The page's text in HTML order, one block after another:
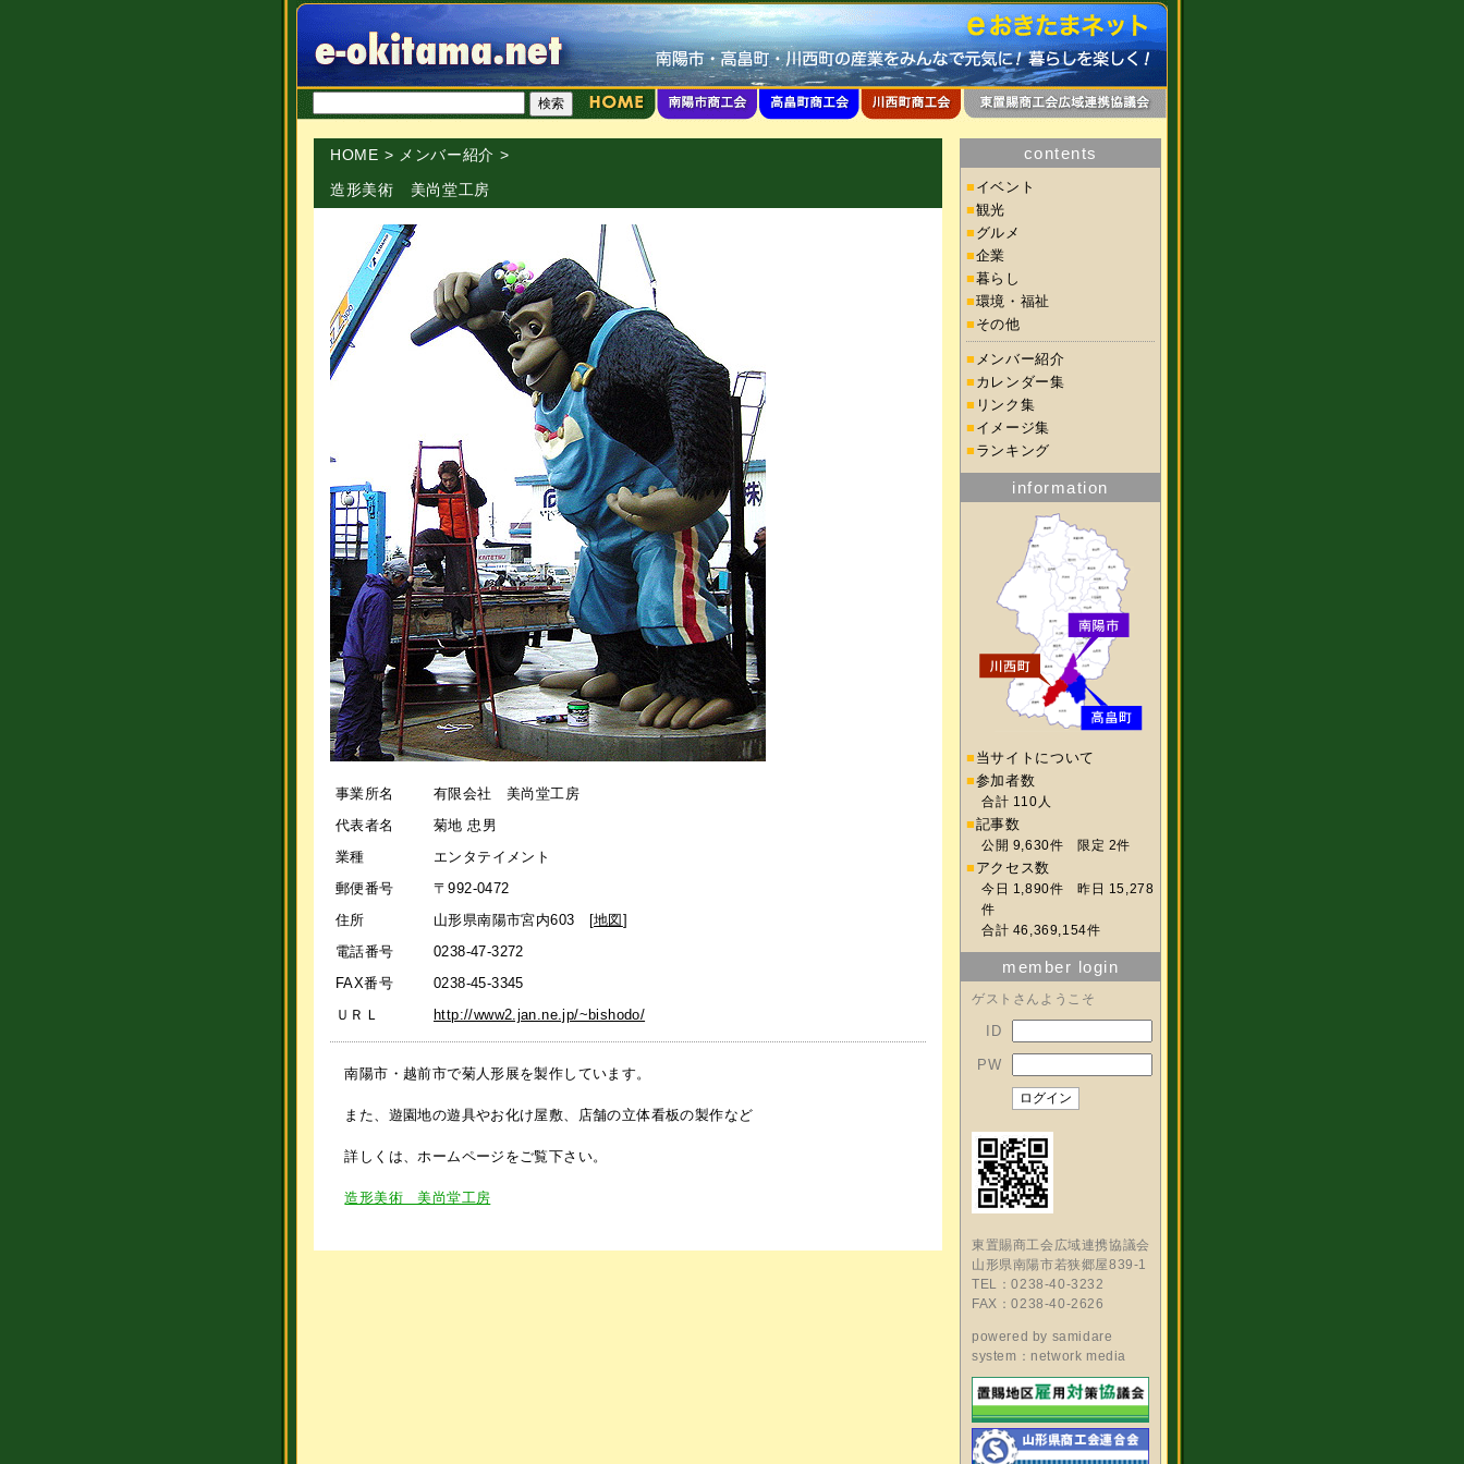
HOME > メンバー紹介 >
造形美術 美尚堂工房
事業所名
有限会社 美尚堂工房
代表者名
菊地 忠男
業種
エンタテイメント
郵便番号
〒992-0472
住所
山形県南陽市宮内603 [地図 ]
電話番号
0238-47-3272
FAX番号
0238-45-3345
ＵＲＬ
http://www2.jan.ne.jp/~bishodo/
南陽市・越前市で菊人形展を製作しています。
また、遊園地の遊具やお化け屋敷、店舗の立体看板の製作など
詳しくは、ホームページをご覧下さい。
造形美術 美尚堂工房
contents
■ イベント
■観光
■ グルメ
■企業
■暮らし
■環境・福祉
■ その他
■ メンバー紹介
■ カレンダー集
■ リンク集
■ イメージ集
■ ランキング
information
■ 当サイトについて
■参加者数
合計 110人
■記事数
公開 9,630件 限定 2件
■ アクセス数
今日 1,890件 昨日 15,278
件
合計 46,369,154件
member login
ゲストさんようこそ
ID
PW
東置賜商工会広域連携協議会
山形県南陽市若狭郷屋839-1
TEL：0238-40-3232
FAX：0238-40-2626
powered by samidare
system：network media